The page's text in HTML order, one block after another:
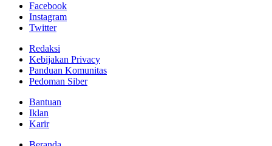
Facebook
Instagram
Twitter
Redaksi
Kebijakan Privacy
Panduan Komunitas
Pedoman Siber
Bantuan
Iklan
Karir